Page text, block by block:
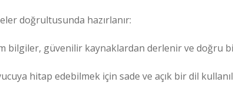
doğrultusunda hazırlanır:
bilgiler, güvenilir kaynaklardan derlenir ve doğru
hitap edebilmek için sade ve açık bir dil